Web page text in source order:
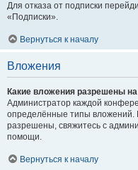
Для отказа от подписки
«Подписки».
Вернуться к началу
Вложения
Какие вложения разрешены
Администратор каждой
определённые типы вложений.
разрешены, свяжитесь с
помощи.
Вернуться к началу